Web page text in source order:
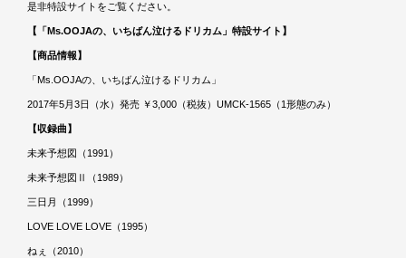
是非特設サイトをご覧ください。
【「Ms.OOJAの、いちばん泣けるドリカム」特設サイト】
【商品情報】
「Ms.OOJAの、いちばん泣けるドリカム」
2017年5月3日（水）発売 ￥3,000（税抜）UMCK-1565（1形態のみ）
【収録曲】
未来予想図（1991）
未来予想図Ⅱ（1989）
三日月（1999）
LOVE LOVE LOVE（1995）
ねぇ（2010）